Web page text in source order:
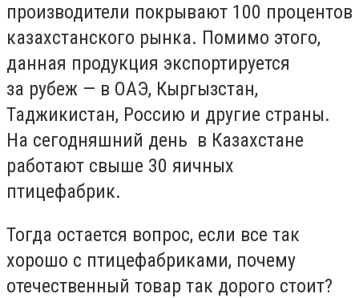
производители покрывают 100 процентов
казахстанского рынка. Помимо этого,
данная продукция экспортируется
за рубеж — в ОАЭ, Кыргызстан,
Таджикистан, Россию и другие страны.
На сегодняшний день в Казахстане
работают свыше 30 яичных
птицефабрик.
Тогда остается вопрос, если все так
хорошо с птицефабриками, почему
отечественный товар так дорого стоит?